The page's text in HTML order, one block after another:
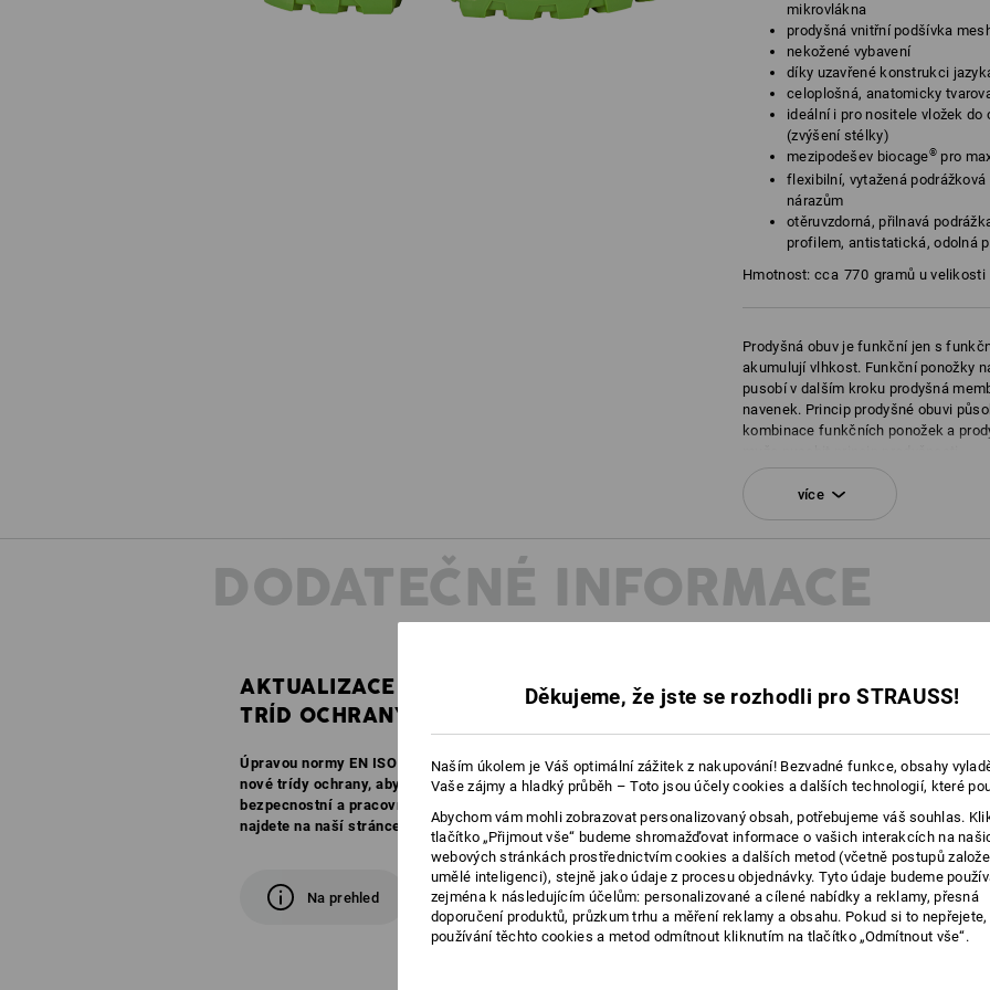
mikrovlákna
prodyšná vnitřní podšívka
nekožené vybavení
díky uzavřené konstrukci
celoplošná, anatomicky
ideální i pro nositele vložek
(zvýšení stélky)
mezipodešev biocage® pro
flexibilní, vytažená
nárazům
otěruvzdorná, přilnavá
profilem, antistatická, odolná
Hmotnost: cca 770 gramů u velikosti
Prodyšná obuv je funkční jen s
akumulují vlhkost. Funkční ponožky
pusobí v dalším kroku prodyšná
navenek. Princip prodyšné obuvi
kombinace funkčních ponožek a
Klikněte na tlačítko "Datový
Datový formulář
více
DODATEČNÉ INFORMACE
AKTUALIZACE
TRÍD OCHRANY
Úpravou normy EN ISO 20345:2022 a EN ISO 20347:2022 vznikají
nové trídy ochrany, aby v budoucnu jemneji rozdelily vlastnosti
bezpecnostní a pracovní obuvi. Všechny související informace
najdete na naší stránce s prehledem.
Na prehled
Děkujeme, že jste se rozhodli pro STRAUSS!
Naším úkolem je Váš optimální zážitek z nakupování! Bezvadné funkce, obsahy
Vaše zájmy a hladký průběh – Toto jsou účely cookies a dalších technologií, které
Abychom vám mohli zobrazovat personalizovaný obsah, potřebujeme váš souhlas.
tlačítko „Přijmout vše“ budeme shromažďovat informace o vašich interakcích na
webových stránkách prostřednictvím cookies a dalších metod (včetně postupů
umělé inteligenci), stejně jako údaje z procesu objednávky. Tyto údaje budeme
zejména k následujícím účelům: personalizované a cílené nabídky a reklamy, přesná
doporučení produktů, průzkum trhu a měření reklamy a obsahu. Pokud si to
používání těchto cookies a metod odmítnout kliknutím na tlačítko „Odmítnout vše“.